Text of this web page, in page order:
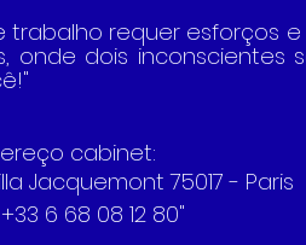
trabalho requer esforços
onde dois inconscientes
cabinet:
Jacquemont 75017 - Paris
6 68 08 12 80"